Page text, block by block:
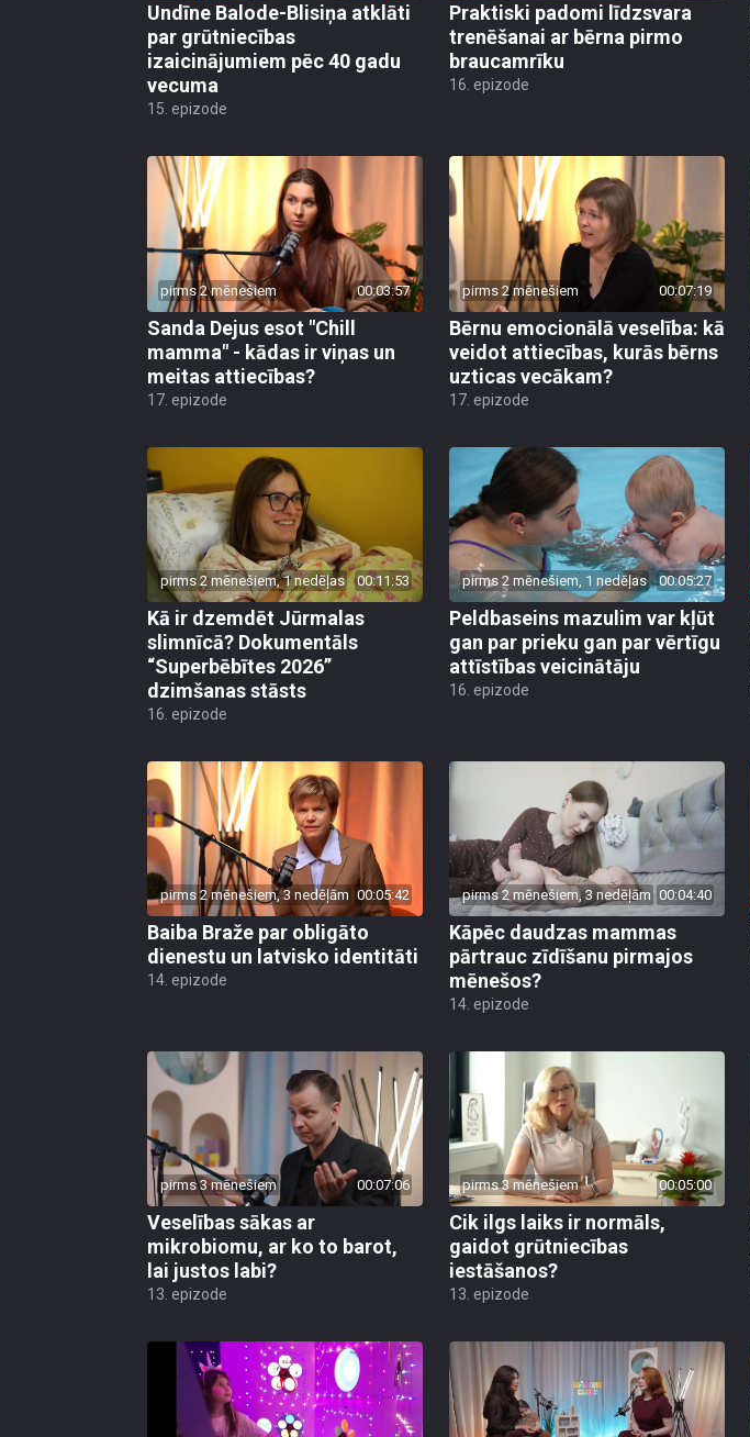
Undīne Balode-Blisiņa atklāti
par grūtniecības
izaicinājumiem pēc 40 gadu
vecuma
15. epizode
Praktiski padomi līdzsvara
trenēšanai ar bērna pirmo
braucamrīku
16. epizode
pirms 2 mēnešiem 00:03:57
Sanda Dejus esot "Chill
mamma" - kādas ir viņas un
meitas attiecības?
17. epizode
pirms 2 mēnešiem 00:07:19
Bērnu emocionālā veselība: kā
veidot attiecības, kurās bērns
uzticas vecākam?
17. epizode
pirms 2 mēnešiem, 1 nedēļas 00:11:53
Kā ir dzemdēt Jūrmalas
slimnīcā? Dokumentāls
“Superbēbītes 2026”
dzimšanas stāsts
16. epizode
pirms 2 mēnešiem, 1 nedēļas 00:05:27
Peldbaseins mazulim var kļūt
gan par prieku gan par vērtīgu
attīstības veicinātāju
16. epizode
pirms 2 mēnešiem, 3 nedēļām 00:05:42
Baiba Braže par obligāto
dienestu un latvisko identitāti
14. epizode
pirms 2 mēnešiem, 3 nedēļām 00:04:40
Kāpēc daudzas mammas
pārtrauc zīdīšanu pirmajos
mēnešos?
14. epizode
pirms 3 mēnešiem 00:07:06
Veselības sākas ar
mikrobiomu, ar ko to barot,
lai justos labi?
13. epizode
pirms 3 mēnešiem 00:05:00
Cik ilgs laiks ir normāls,
gaidot grūtniecības
iestāšanos?
13. epizode